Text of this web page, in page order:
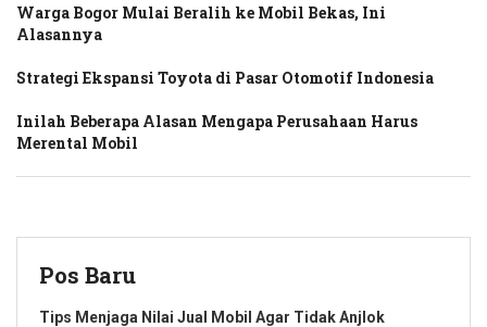
Warga Bogor Mulai Beralih ke Mobil Bekas, Ini
Alasannya
Strategi Ekspansi Toyota di Pasar Otomotif Indonesia
Inilah Beberapa Alasan Mengapa Perusahaan Harus
Merental Mobil
Pos Baru
Tips Menjaga Nilai Jual Mobil Agar Tidak Anjlok